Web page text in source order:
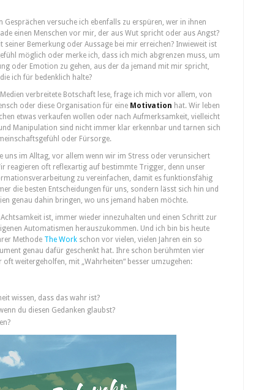
Gesprächen versuche ich ebenfalls zu erspüren, wer in ihnen
einen Menschen vor mir, der aus Wut spricht oder aus Angst?
Bemerkung oder Aussage bei mir erreichen? Inwieweit ist
möglich oder merke ich, dass ich mich abgrenzen muss, um
oder Emotion zu gehen, aus der da jemand mit mir spricht,
ich für bedenklich halte?
verbreitete Botschaft lese, frage ich mich vor allem, von
oder diese Organisation für eine Motivation hat. Wir leben
etwas verkaufen wollen oder nach Aufmerksamkeit, vielleicht
Manipulation sind nicht immer klar erkennbar und tarnen sich
oder Fürsorge.
uns im Alltag, vor allem wenn wir im Stress oder verunsichert
reagieren oft reflexartig auf bestimmte Trigger, denn unser
zu vereinfachen, damit es funktionsfähig
die besten Entscheidungen für uns, sondern lässt sich hin und
genau dahin bringen, wo uns jemand haben möchte.
ist, immer wieder innezuhalten und einen Schritt zur
Automatismen herauszukommen. Und ich bin bis heute
Methode The Work schon vor vielen, vielen Jahren ein so
genau dafür geschenkt hat. Ihre schon berühmten vier
weitergeholfen, mit „Wahrheiten“ besser umzugehen:
wissen, dass das wahr ist?
du diesen Gedanken glaubst?